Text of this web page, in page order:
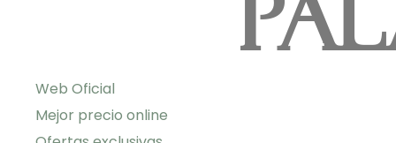
Web Oficial
Mejor precio online